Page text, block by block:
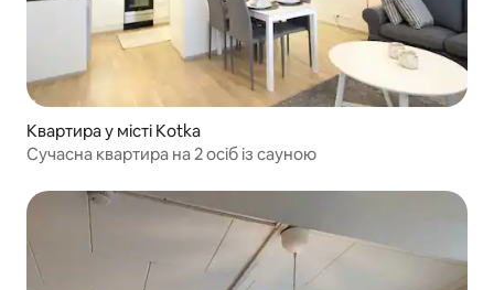
Квартира у місті Kotka
Сучасна квартира на 2 осіб із сауною